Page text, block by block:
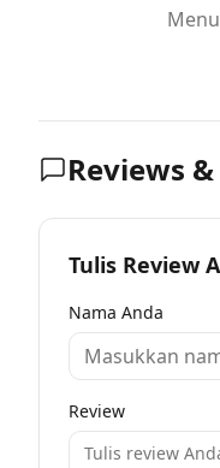
Reviews
Tulis Review
Nama Anda
Review